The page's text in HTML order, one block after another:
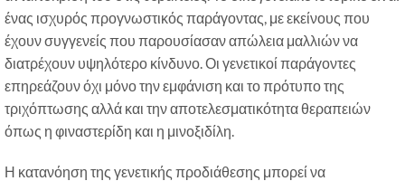
ένας ισχυρός προγνωστικός παράγοντας, με εκείνους που
έχουν συγγενείς που παρουσίασαν απώλεια μαλλιών να
διατρέχουν υψηλότερο κίνδυνο. Οι γενετικοί παράγοντες
επηρεάζουν όχι μόνο την εμφάνιση και το πρότυπο της
τριχόπτωσης αλλά και την αποτελεσματικότητα θεραπειών
όπως η φιναστερίδη και η μινοξιδίλη.
Η κατανόηση της γενετικής προδιάθεσης μπορεί να